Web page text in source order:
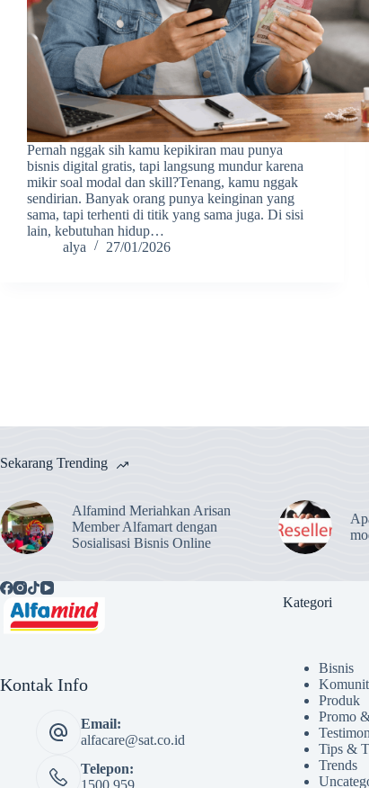
Pernah nggak sih kamu kepikiran mau punya
bisnis digital gratis, tapi langsung mundur karena
mikir soal modal dan skill?Tenang, kamu nggak
sendirian. Banyak orang punya keinginan yang
sama, tapi terhenti di titik yang sama juga. Di sisi
lain, kebutuhan hidup…
alya
27/01/2026
Sekarang Trending
Alfamind Meriahkan Arisan
Member Alfamart dengan
Sosialisasi Bisnis Online
Kontak Info
Email:
alfacare@sat.co.id
Telepon:
1500 959
Kategori
Bisnis
Produk
Promo
Tips &
Trends